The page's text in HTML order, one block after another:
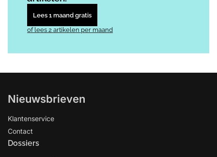
Lees 1 maand gratis
of lees 2 artikelen per maand
Nieuwsbrieven
Klantenservice
Contact
Dossiers